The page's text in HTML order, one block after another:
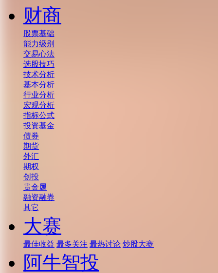
财商
股票基础
能力级别
交易心法
选股技巧
技术分析
基本分析
行业分析
宏观分析
指标公式
投资基金
债券
期货
外汇
期权
创投
贵金属
融资融券
其它
大赛
最佳收益 最多关注 最热讨论 炒股大赛
阿牛智投